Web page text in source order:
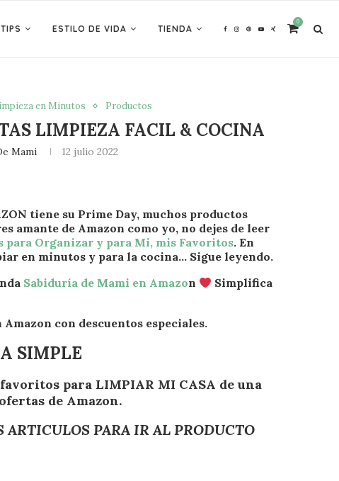
ESTILO DE VIDA TIENDA
0
en Minutos Productos
LIMPIEZA FACIL & COCINA
Mami 12 julio 2022
tiene su Prime Day, muchos productos
amante de Amazon como yo, no dejes de leer
para Organizar y para Mi, mis Favoritos. En
en minutos y para la cocina… Sigue leyendo.
Sabiduría de Mami en Amazon
Simplifica
Amazon con descuentos especiales.
SIMPLE
para LIMPIAR MI CASA de una
de Amazon.
ARTICULOS PARA IR AL PRODUCTO